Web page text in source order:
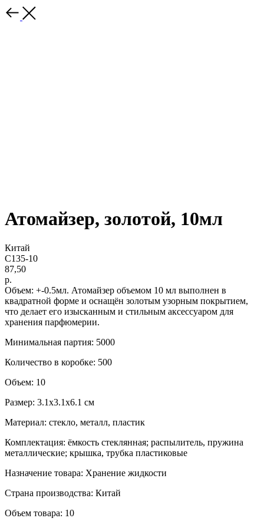
Атомайзер, золотой, 10мл
Китай
С135-10
87,50
р.
Объем: +-0.5мл. Атомайзер объемом 10 мл выполнен в
квадратной форме и оснащён золотым узорным покрытием,
что делает его изысканным и стильным аксессуаром для
хранения парфюмерии.
Минимальная партия: 5000
Количество в коробке: 500
Объем: 10
Размер: 3.1х3.1х6.1 см
Материал: стекло, металл, пластик
Комплектация: ёмкость стеклянная; распылитель, пружина
металлические; крышка, трубка пластиковые
Назначение товара: Хранение жидкости
Страна производства: Китай
Объем товара: 10